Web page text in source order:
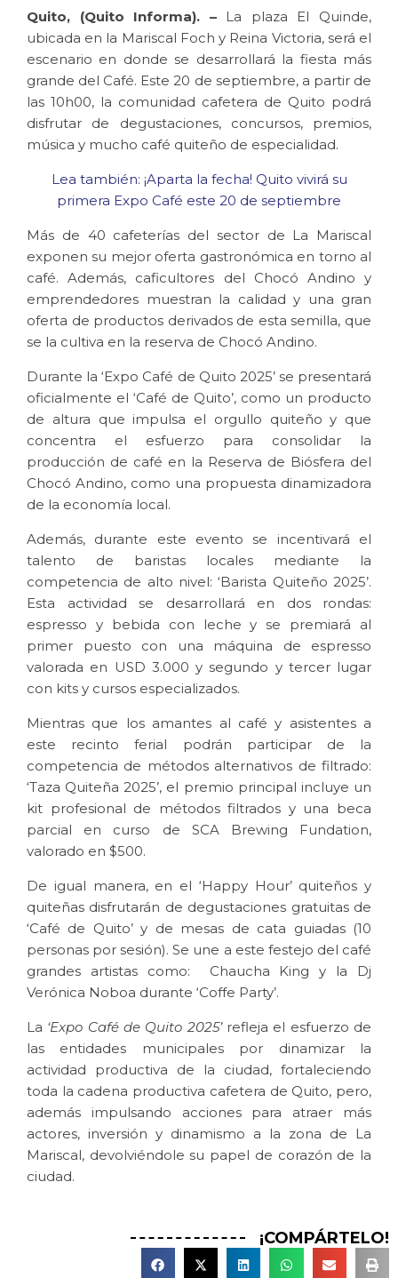
Quito, (Quito Informa). –La plaza El Quinde,
ubicada en la Mariscal Foch y Reina Victoria, será el
escenario en donde se desarrollará la fiesta más
grande del Café. Este 20 de septiembre, a partir de
las 10h00, la comunidad cafetera de Quito podrá
disfrutar de degustaciones, concursos, premios,
música y mucho café quiteño de especialidad.
Lea también: ¡Aparta la fecha! Quito vivirá su
primera Expo Café este 20 de septiembre
Más de 40 cafeterías del sector de La Mariscal
exponen su mejor oferta gastronómica en torno al
café. Además, caficultores del Chocó Andino y
emprendedores muestran la calidad y una gran
oferta de productos derivados de esta semilla, que
se la cultiva en la reserva de Chocó Andino.
Durante la ‘Expo Café de Quito 2025’ se presentará
oficialmente el ‘Café de Quito’, como un producto
de altura que impulsa el orgullo quiteño y que
concentra el esfuerzo para consolidar la
producción de café en la Reserva de Biósfera del
Chocó Andino, como una propuesta dinamizadora
de la economía local.
Además, durante este evento se incentivará el
talento de baristas locales mediante la
competencia de alto nivel: ‘Barista Quiteño 2025’.
Esta actividad se desarrollará en dos rondas:
espresso y bebida con leche y se premiará al
primer puesto con una máquina de espresso
valorada en USD 3.000 y segundo y tercer lugar
con kits y cursos especializados.
Mientras que los amantes al café y asistentes a
este recinto ferial podrán participar de la
competencia de métodos alternativos de filtrado:
‘Taza Quiteña 2025’, el premio principal incluye un
kit profesional de métodos filtrados y una beca
parcial en curso de SCA Brewing Fundation,
valorado en $500.
De igual manera, en el ‘Happy Hour’ quiteños y
quiteñas disfrutarán de degustaciones gratuitas de
‘Café de Quito’ y de mesas de cata guiadas (10
personas por sesión). Se une a este festejo del café
grandes artistas como: Chaucha King y la Dj
Verónica Noboa durante ‘Coffe Party’.
La ‘Expo Café de Quito 2025’ refleja el esfuerzo de
las entidades municipales por dinamizar la
actividad productiva de la ciudad, fortaleciendo
toda la cadena productiva cafetera de Quito, pero,
además impulsando acciones para atraer más
actores, inversión y dinamismo a la zona de La
Mariscal, devolviéndole su papel de corazón de la
ciudad.
¡COMPÁRTELO!